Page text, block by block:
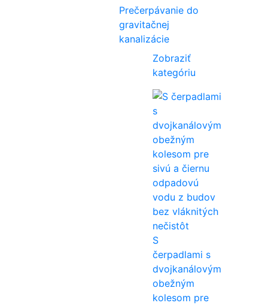
Prečerpávanie do
gravitačnej
kanalizácie
Zobraziť
kategóriu
S
čerpadlami s
dvojkanálovým
obežným
kolesom pre